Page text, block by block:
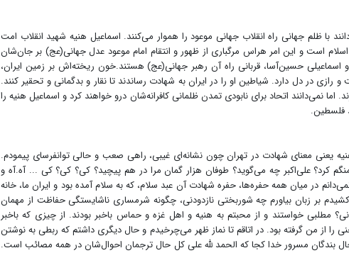
با ظلم جهانی راه انقلاب جهانی موعود را هموار می‌کنند. اسماعیل هنیه شهید انقلاب امت
است و این امر هراس مرگباری از ظهور و انتقام امام موعود عدل جهانی(عج) بر جان‌شان
و اسماعیلی حسین‌آسا، قربانی راه آن رهبر جهانی(عج) هستند.خون ریخته‌اش بر زمین ایران،
در دل دارد. شیاطین او را در ایران به شهادت رساندند تا نقار و بدگمانی و تحقیر کنند.‌
نمی‌دانند اتحاد برای نابودی تمدن ظلمانی کافرانه‌شان درو خواهند کرد و اسماعیل هنیه را
فلسطین.
یعنی معنای شهادت در تهران چون نشانه‌ای غیبی، راهی صعب و حالی توانفرسای پیمودم.
علی‌اکبر چه می‌گوید؟ طوفان هزار گمان مرا در هم پیچید؟ کی؟ کی؟ کی ... آه.آه و
در میان همه حفره‌ها، حفره شهادت آن عبد سلام، که به سلام آمده بود و ایران ما، خانه
بر زبان بیاورم چه شوربختی نازدودنی، چگونه شرمساری ناشایستگی حفاظت از مهمان
مطلبی خواستند و از محبتم به هنیه و اهل غزه و حماس باخبر بودند. از چیزی که باخبر
را از من گرفته بود. در اتاقم تا نماز ظهر می‌چرخیدم و حال دیگری داشتم که ربطی به نوشتن
بندگان مسرور خدا کجا که الحمد لله علی کل حال ترجمان احوال‌شان در همه مصائب است.